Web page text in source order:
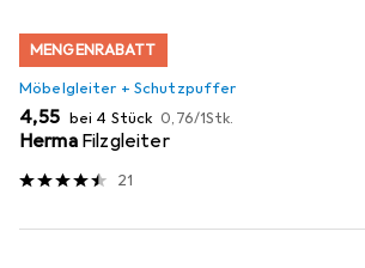
MENGENRABATT
Möbelgleiter + Schutzpuffer
EUR
4,55 bei 4 Stück EUR
0,76/1Stk.
Herma Filzgleiter
21